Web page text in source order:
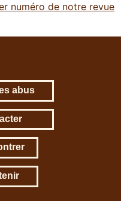
numéro de notre revue
abus